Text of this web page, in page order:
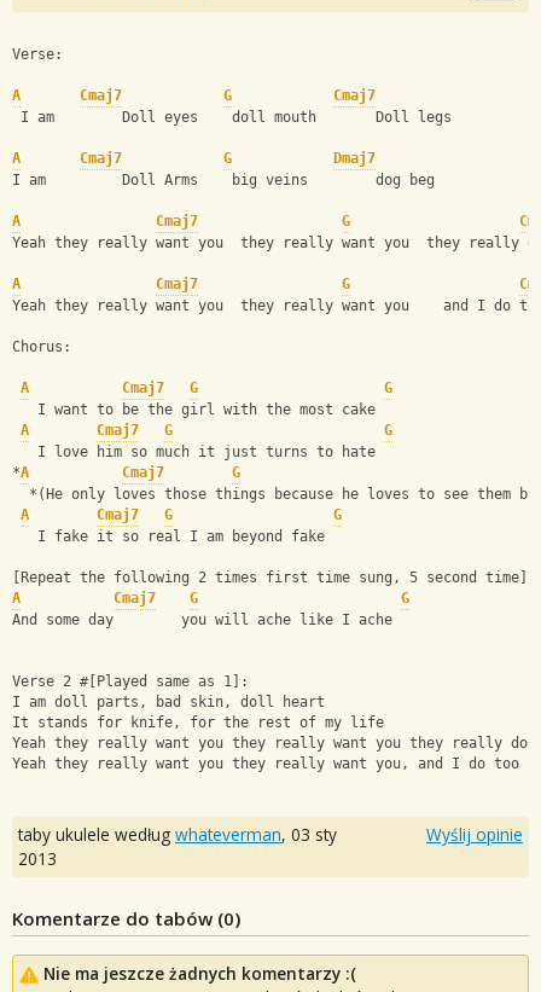
Verse:
A Cmaj7 G
Cmaj7
I am        Doll eyes    doll mouth       Doll legs
A Cmaj7 G
Dmaj7
I am         Doll Arms    big veins        dog beg
A Cmaj7 G
Yeah they really want you  they really want you  they really
A Cmaj7 G
Yeah they really want you  they really want you    and I do to
Chorus:
A Cmaj7 G
G
   I want to be the girl with the most cake
A
Cmaj7 G
G
   I love him so much it just turns to hate
*A Cmaj7 G
*(He only loves those things because he loves to see them
A
Cmaj7 G
G
   I fake it so real I am beyond fake
[Repeat the following 2 times first time sung, 5 second time]
A
Cmaj7 G
G
And some day        you will ache like I ache
Verse 2 #[Played same as 1]:
I am doll parts, bad skin, doll heart
It stands for knife, for the rest of my life
Yeah they really want you they really want you they really do
Yeah they really want you they really want you, and I do too
taby ukulele według whateverman, 03 sty
2013
Wyślij opinie
Komentarze do tabów (0)
Nie ma jeszcze żadnych komentarzy :(